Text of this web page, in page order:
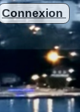
Connexion